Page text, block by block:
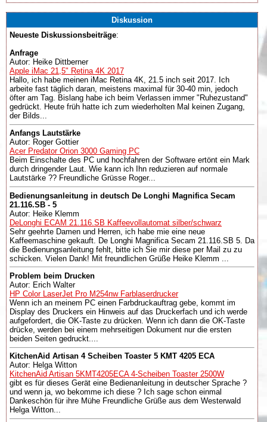
Diskussion
Neueste Diskussionsbeiträge:
Anfrage
Autor: Heike Dittberner
Apple iMac 21,5" Retina 4K 2017
Hallo, ich habe meinen iMac Retina 4K, 21.5 inch seit 2017. Ich
arbeite fast täglich daran, meistens maximal für 30-40 min, jedoch
öfter am Tag. Bislang habe ich beim Verlassen immer "Ruhezustand"
gedrückt. Heute früh hatte ich zum wiederholten Mal keinen Zugang,
der Bilds...
Anfangs Lautstärke
Autor: Roger Gottier
Acer Predator Orion 3000 Gaming PC
Beim Einschalte des PC und hochfahren der Software ertönt ein Mark
durch dringender Laut. Wie kann ich Ihn reduzieren auf normale
Lautstärke ?? Freundliche Grüsse Roger...
Bedienungsanleitung in deutsch De Longhi Magnifica Secam
21.116.SB - 5
Autor: Heike Klemm
DeLonghi ECAM 21.116.SB Kaffeevollautomat silber/schwarz
Sehr geehrte Damen und Herren, ich habe mie eine neue
Kaffeemaschine gekauft. De Longhi Magnifica Secam 21.116.SB 5. Da
die Bedienungsanleitung fehlt, bitte ich Sie mir diese per Mail zu zu
schicken. Vielen Dank! Mit freundlichen Grüße Heike Klemm ...
Problem beim Drucken
Autor: Erich Walter
HP Color LaserJet Pro M254nw Farblaserdrucker
Wenn ich an meinem PC einen Farbdruckauftrag gebe, kommt im
Display des Druckers ein Hinweis auf das Druckerfach und ich werde
aufgefordert, die OK-Taste zu drücken. Wenn ich dann die OK-Taste
drücke, werden bei einem mehrseitigen Dokument nur die ersten
beiden Seiten gedruckt....
KitchenAid Artisan 4 Scheiben Toaster 5 KMT 4205 ECA
Autor: Helga Witton
KitchenAid Artisan 5KMT4205ECA 4-Scheiben Toaster 2500W
gibt es für dieses Gerät eine Bedienanleitung in deutscher Sprache ?
und wenn ja, wo bekomme ich diese ? Ich sage schon einmal
Dankeschön für ihre Mühe Freundliche Grüße aus dem Westerwald
Helga Witton...